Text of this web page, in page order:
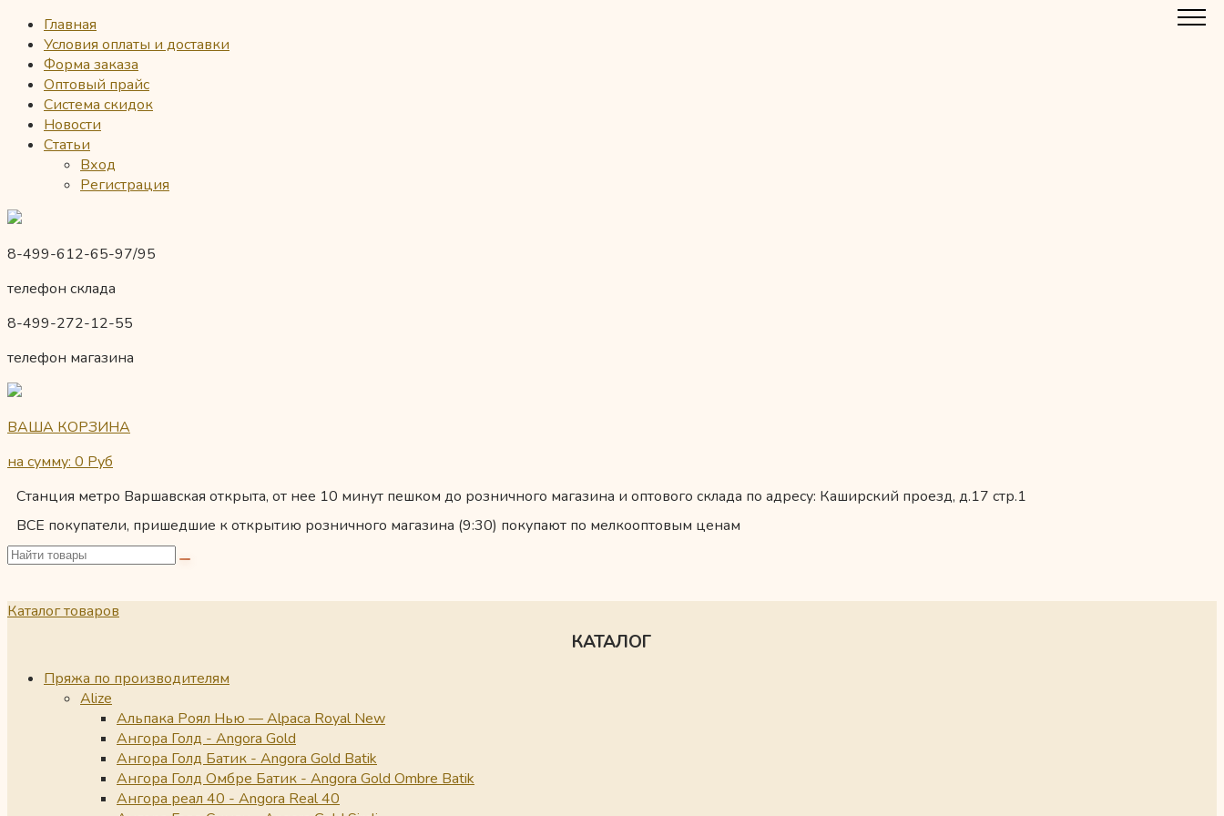
Главная
Условия оплаты и доставки
Форма заказа
Оптовый прайс
Система скидок
Новости
Статьи
Вход
Регистрация
8-499-612-65-97/95
телефон склада
8-499-272-12-55
телефон магазина
ВАША КОРЗИНА
на сумму: 0 Руб
Станция метро Варшавская открыта, от нее 10 минут пешком до розничного магазина и оптового склада по адресу: Каширский проезд, д.17 стр.1
ВСЕ покупатели, пришедшие к открытию розничного магазина (9:30) покупают по мелкооптовым ценам
Каталог товаров
КАТАЛОГ
Пряжа по производителям
Alize
Альпака Роял Нью — Alpaca Royal New
Ангора Голд - Angora Gold
Ангора Голд Батик - Angora Gold Batik
Ангора Голд Омбре Батик - Angora Gold Ombre Batik
Ангора реал 40 - Angora Real 40